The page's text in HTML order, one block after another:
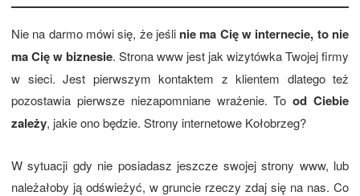
Nie na darmo mówi się, że jeśli nie ma Cię w internecie, to nie
ma Cię w biznesie. Strona www jest jak wizytówka Twojej firmy
w sieci. Jest pierwszym kontaktem z klientem dlatego też
pozostawia pierwsze niezapomniane wrażenie. Tood Ciebie
zależy, jakie ono będzie. Strony internetowe Kołobrzeg?
W sytuacji gdy nie posiadasz jeszcze swojej strony www, lub
należałoby ją odświeżyć, w gruncie rzeczy zdaj się na nas. Co